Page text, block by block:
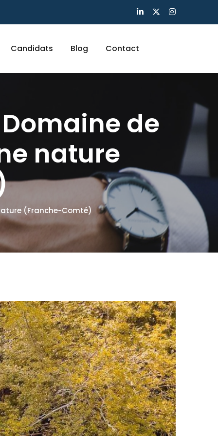
Candidats Blog Contact
de
nature
(Franche-Comté)